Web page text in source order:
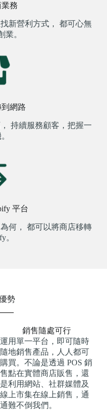
務
新營利方式， 都可心無
業。
網路
持續服務顧客，把握一
平台
何， 都可以將商店移轉
。
勢
銷售隨處可行
運用單一平台，即可隨時
隨地銷售產品，人人都可
購買。不論是透過 POS 銷
售點在實體商店販售，還
是利用網站、社群媒體及
線上市集在線上銷售，通
通難不倒我們。